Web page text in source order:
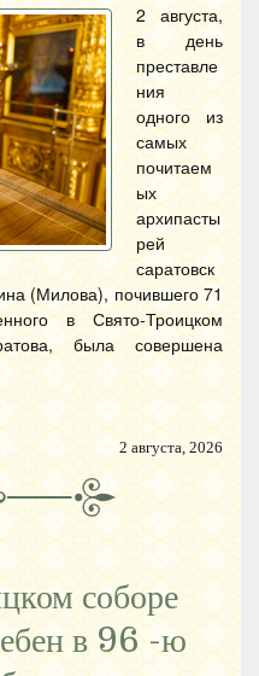
2 августа,
в день
преставле
ния
одного из
самых
почитаем
ых
архипасты
рей
саратовск
(Милова), почившего 71
в Свято-Троицком
была совершена
2 августа, 2026
соборе
в 96 -ю